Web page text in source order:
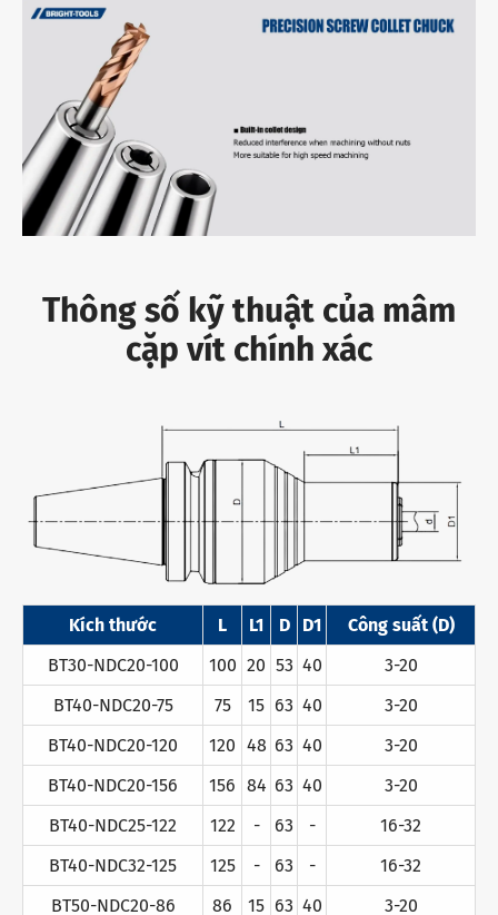
Thông số kỹ thuật của mâm
cặp vít chính xác
Kích thước L L1 D D1
Công suất (D)
BT30-NDC20-100
100 20 53 40
3-20
BT40-NDC20-75
75 15 63 40
3-20
BT40-NDC20-120
120 48 63 40
3-20
BT40-NDC20-156
156 84 63 40
3-20
BT40-NDC25-122
122 - 63 -
16-32
BT40-NDC32-125
125 - 63 -
16-32
BT50-NDC20-86
86 15 63 40 3-20